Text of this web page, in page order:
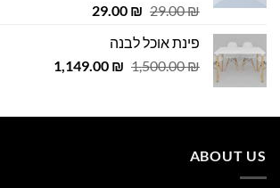
דורג4.75
29.00₪
המחיר
היה:
29.00 ₪.
29.00 ₪
המחיר
29.00 ₪.
פינת אוכל לבנה
1,500.00₪
המחיר
1,500.00 ₪.
1,149.00 ₪
המחיר
1,149.00 ₪.
ABOUT US